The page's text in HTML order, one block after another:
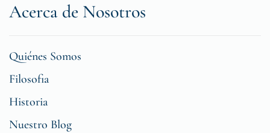
Acerca de Nosotros
Quiénes Somos
Filosofia
Historia
Nuestro Blog